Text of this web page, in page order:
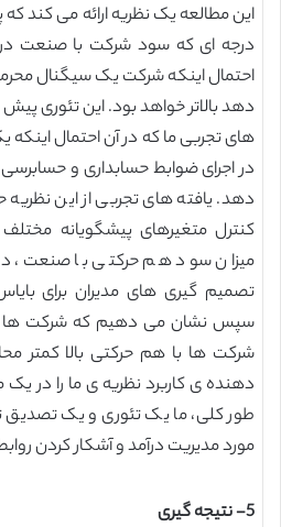
این مطالعه یک نظریه ارائه می کند
درجه ای که سود شرکت با صنعت در
احتمال اینکه شرکت یک سیگنال
دهد بالاتر خواهد بود. این تئوری
های تجربی ما که در آن احتمال
دهد. یافته های تجربی از این
کنترل متغیرهای پیشگویانه
میزان سود هم حرکتی با صنعت،
تصمیم گیری های مدیران برای
سپس نشان می دهیم که شرکت ها
شرکت ها با هم حرکتی بالا کمتر
دهنده ی کاربرد نظریه ی ما را در
طور کلی، ما یک تئوری و یک تصدیق
مورد مدیریت درآمد و آشکار کردن
5- نتیجه گیری